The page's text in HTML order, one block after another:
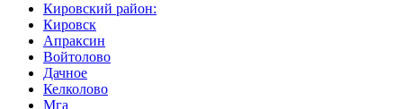
Кировский район:
Кировск
Апраксин
Войтолово
Дачное
Келколово
Мга